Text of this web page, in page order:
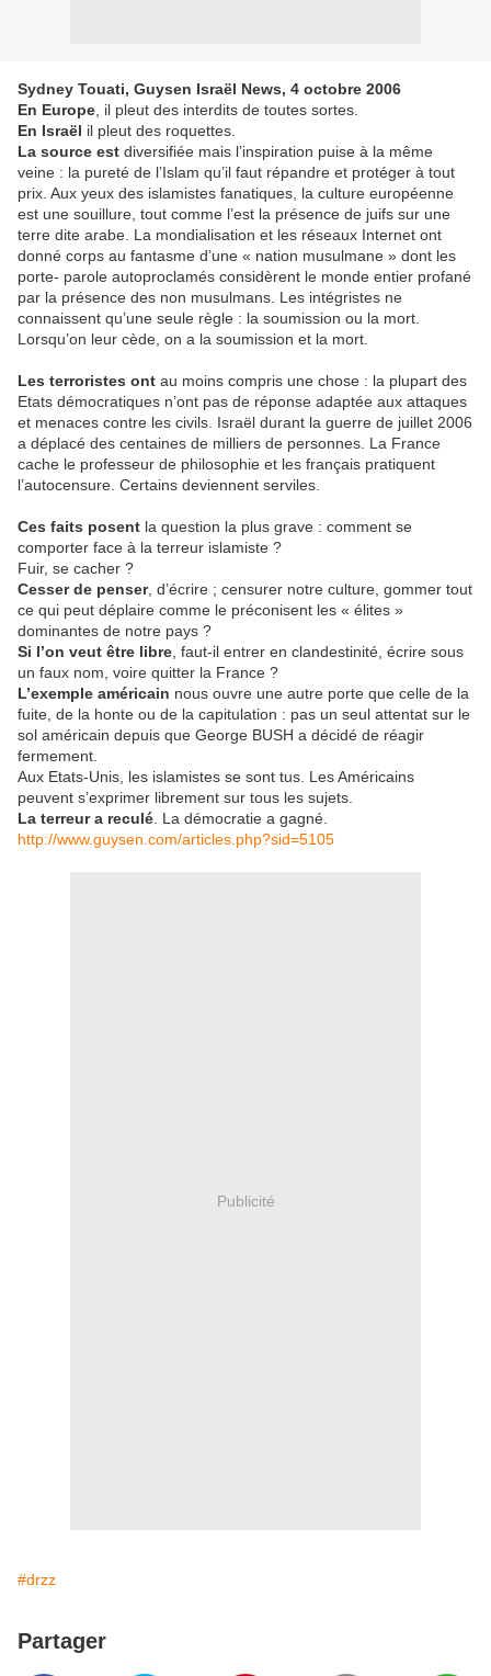
Sydney Touati, Guysen Israël News, 4 octobre 2006
En Europe , il pleut des interdits de toutes sortes.
En Israël il pleut des roquettes.
La source est diversifiée mais l’inspiration puise à la même
veine : la pureté de l’Islam qu’il faut répandre et protéger à tout
prix. Aux yeux des islamistes fanatiques, la culture européenne
est une souillure, tout comme l’est la présence de juifs sur une
terre dite arabe. La mondialisation et les réseaux Internet ont
donné corps au fantasme d’une « nation musulmane » dont les
porte- parole autoproclamés considèrent le monde entier profané
par la présence des non musulmans. Les intégristes ne
connaissent qu’une seule règle : la soumission ou la mort.
Lorsqu’on leur cède, on a la soumission et la mort.
Les terroristes ont au moins compris une chose : la plupart des
Etats démocratiques n’ont pas de réponse adaptée aux attaques
et menaces contre les civils. Israël durant la guerre de juillet 2006
a déplacé des centaines de milliers de personnes. La France
cache le professeur de philosophie et les français pratiquent
l’autocensure. Certains deviennent serviles.
Ces faits posent la question la plus grave : comment se
comporter face à la terreur islamiste ?
Fuir, se cacher ?
Cesser de penser, d’écrire ; censurer notre culture, gommer tout
ce qui peut déplaire comme le préconisent les « élites »
dominantes de notre pays ?
Si l’on veut être libre , faut-il entrer en clandestinité, écrire sous
un faux nom, voire quitter la France ?
L’exemple américain nous ouvre une autre porte que celle de la
fuite, de la honte ou de la capitulation : pas un seul attentat sur le
sol américain depuis que George BUSH a décidé de réagir
fermement.
Aux Etats-Unis, les islamistes se sont tus. Les Américains
peuvent s’exprimer librement sur tous les sujets.
La terreur a reculé . La démocratie a gagné.
http://www.guysen.com/articles.php?sid=5105
Publicité
#drzz
Partager